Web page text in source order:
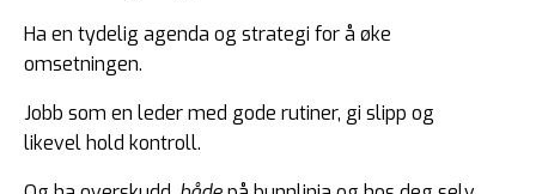
Ha en tydelig agenda og strategi for å øke
omsetningen.
Jobb som en leder med gode rutiner, gi slipp og
likevel hold kontroll.